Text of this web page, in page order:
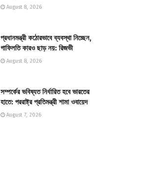
August 8, 2026
প্রধানমন্ত্রী কঠোরভাবে ব্যবস্থা নিচ্ছেন,
গাফিলতি কারও ছাড় নয়: রিজভী
August 8, 2026
সম্পর্কের ভবিষ্যত নির্ধারিত হবে ভারতের
হাতে: পররাষ্ট্র প্রতিমন্ত্রী শামা ওবায়েদ
August 7, 2026